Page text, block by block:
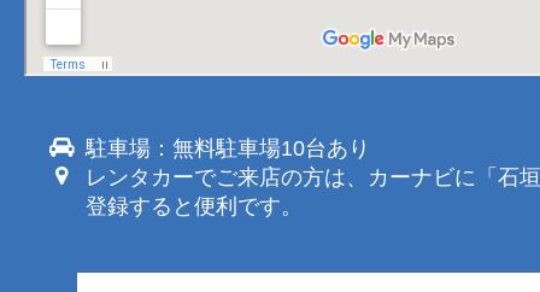
駐車場：無料駐車場10台あり
レンタカーでご来店の方は、カーナビに「石
登録すると便利です。